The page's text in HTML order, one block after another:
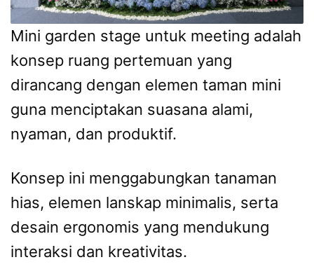
Mini garden stage untuk meeting adalah
konsep ruang pertemuan yang
dirancang dengan elemen taman mini
guna menciptakan suasana alami,
nyaman, dan produktif.
Konsep ini menggabungkan tanaman
hias, elemen lanskap minimalis, serta
desain ergonomis yang mendukung
interaksi dan kreativitas.